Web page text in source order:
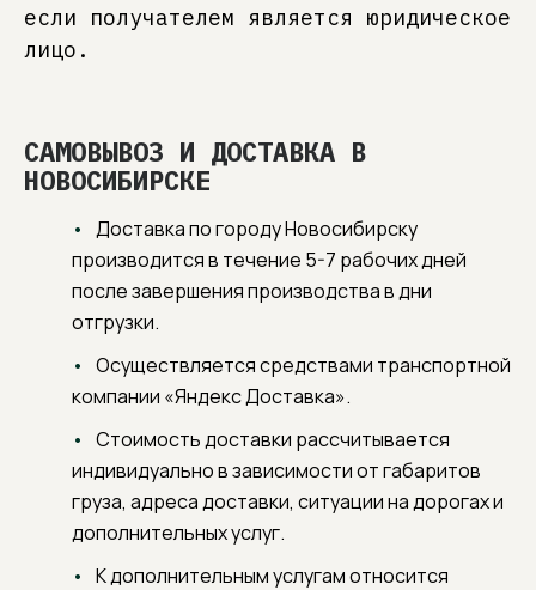
если получателем является юридическое
лицо.
САМОВЫВОЗ И ДОСТАВКА В
НОВОСИБИРСКЕ
Доставка по городу Новосибирску
производится в течение 5-7 рабочих дней
после завершения производства в дни
отгрузки.
Осуществляется средствами транспортной
компании «Яндекс Доставка».
Стоимость доставки рассчитывается
индивидуально в зависимости от габаритов
груза, адреса доставки, ситуации на дорогах и
дополнительных услуг.
К дополнительным услугам относится